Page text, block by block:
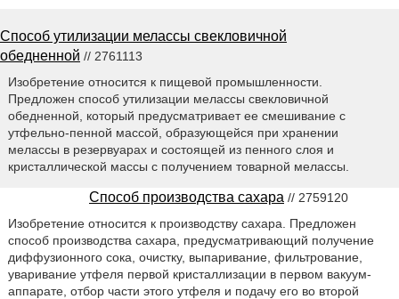
Способ утилизации мелассы свекловичной
обедненной // 2761113
Изобретение относится к пищевой промышленности.
Предложен способ утилизации мелассы свекловичной
обедненной, который предусматривает ее смешивание с
утфельно-пенной массой, образующейся при хранении
мелассы в резервуарах и состоящей из пенного слоя и
кристаллической массы с получением товарной мелассы.
Способ производства сахара // 2759120
Изобретение относится к производству сахара. Предложен
способ производства сахара, предусматривающий получение
диффузионного сока, очистку, выпаривание, фильтрование,
уваривание утфеля первой кристаллизации в первом вакуум-
аппарате, отбор части этого утфеля и подачу его во второй